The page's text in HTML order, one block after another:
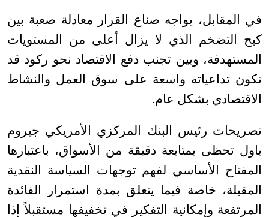
في المقابل، يواجه صناع القرار معادلة صعبة بين
كبح التضخم الذي لا يزال أعلى من المستويات
المستهدفة، وبين تجنب دفع الاقتصاد نحو ركود قد
تكون تداعياته واسعة على سوق العمل والنشاط
الاقتصادي بشكل عام.
تصريحات رئيس البنك المركزي الأمريكي جيروم
باول تحظى بمتابعة دقيقة من الأسواق، باعتبارها
المفتاح الأساسي لفهم توجهات السياسة النقدية
المقبلة، خاصة فيما يتعلق بمدة استمرار الفائدة
المرتفعة وإمكانية التفكير في تخفيفها مستقبلاً إذا